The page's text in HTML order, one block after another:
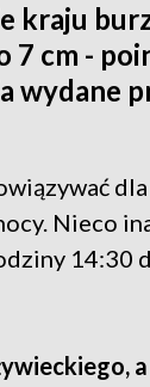
kraju
7 cm -
wydane
Nieco
14:30